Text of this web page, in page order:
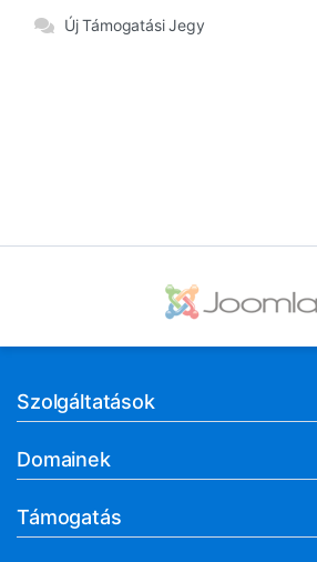
Új Támogatási Jegy
Szolgáltatások
Domainek
Támogatás